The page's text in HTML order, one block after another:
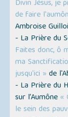
Divin Jésus, je
de faire
Ambroise
- La Prière du
Faites donc, ô
ma
jusqu'ici » de
- La Prière du
sur l’Aumône «
le sein des